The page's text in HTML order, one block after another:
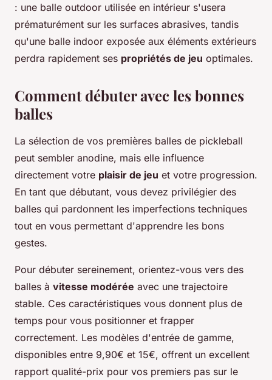
: une balle outdoor utilisée en intérieur s'usera
prématurément sur les surfaces abrasives, tandis
qu'une balle indoor exposée aux éléments extérieurs
perdra rapidement ses propriétés de jeu optimales.
Comment débuter avec les bonnes
balles
La sélection de vos premières balles de pickleball
peut sembler anodine, mais elle influence
directement votre plaisir de jeu et votre progression.
En tant que débutant, vous devez privilégier des
balles qui pardonnent les imperfections techniques
tout en vous permettant d'apprendre les bons
gestes.
Pour débuter sereinement, orientez-vous vers des
balles à vitesse modérée avec une trajectoire
stable. Ces caractéristiques vous donnent plus de
temps pour vous positionner et frapper
correctement. Les modèles d'entrée de gamme,
disponibles entre 9,90€ et 15€, offrent un excellent
rapport qualité-prix pour vos premiers pas sur le